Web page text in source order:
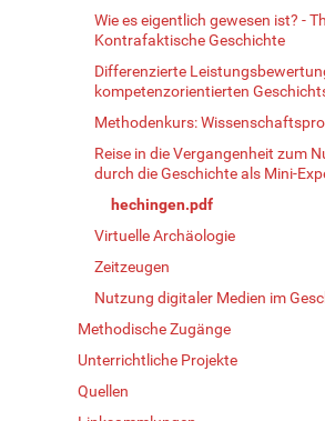
Wie es eigentlich gewesen ist? -
Kontrafaktische Geschichte
Differenzierte
kompetenzorientierten
Methodenkurs:
Reise in die Vergangenheit zum
durch die Geschichte als Mini-
hechingen.pdf
Virtuelle Archäologie
Zeitzeugen
Nutzung digitaler Medien im
Methodische Zugänge
Unterrichtliche Projekte
Quellen